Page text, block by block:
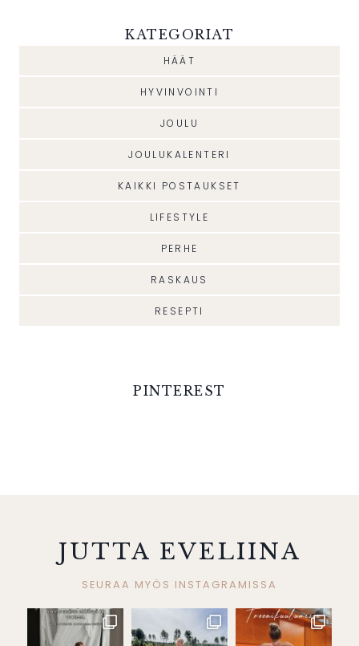
KATEGORIAT
HÄÄT
HYVINVOINTI
JOULU
JOULUKALENTERI
KAIKKI POSTAUKSET
LIFESTYLE
PERHE
RASKAUS
RESEPTI
PINTEREST
JUTTA EVELIINA
SEURAA MYÖS INSTAGRAMISSA